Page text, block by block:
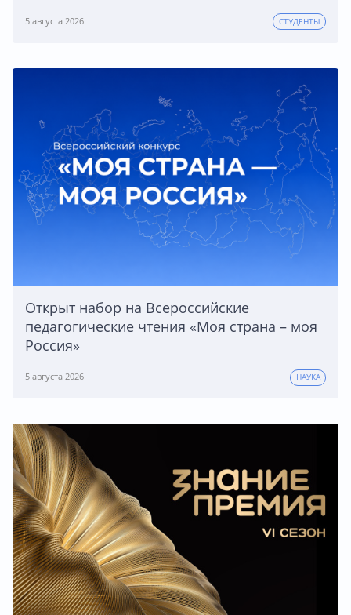
5 августа 2026 СТУДЕНТЫ
Открыт набор на Всероссийские
педагогические чтения «Моя страна – моя
Россия»
5 августа 2026 НАУКА